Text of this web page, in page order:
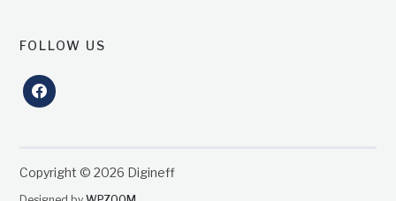
FOLLOW US
facebook
Copyright © 2026 Digineff